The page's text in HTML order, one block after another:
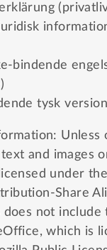
bindende
tysk
Unless
and images
under the
Share
does not include
which is